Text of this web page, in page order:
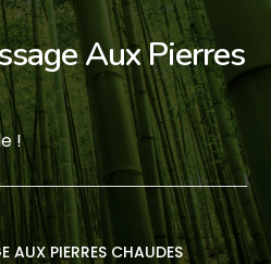
Aux Pierres
!
AUX PIERRES CHAUDES